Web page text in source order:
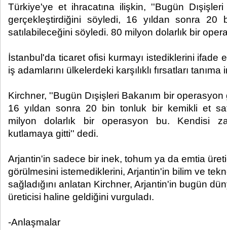
Türkiye'ye et ihracatına ilişkin, ''Bugün
gerçekleştirdiğini söyledi, 16 yıldan sonra
satılabileceğini söyledi. 80 milyon dolarlık bir
İstanbul'da ticaret ofisi kurmayı istediklerini ifade
iş adamlarını ülkelerdeki karşılıklı fırsatları
Kirchner, ''Bugün Dışişleri Bakanım bir
16 yıldan sonra 20 bin tonluk bir kemikli et
milyon dolarlık bir operasyon bu. Kendisi
kutlamaya gitti'' dedi.
Arjantin'in sadece bir inek, tohum ya da emtia
görülmesini istemediklerini, Arjantin'in bilim ve
sağladığını anlatan Kirchner, Arjantin'in bugün
üreticisi haline geldiğini vurguladı.
-Anlaşmalar